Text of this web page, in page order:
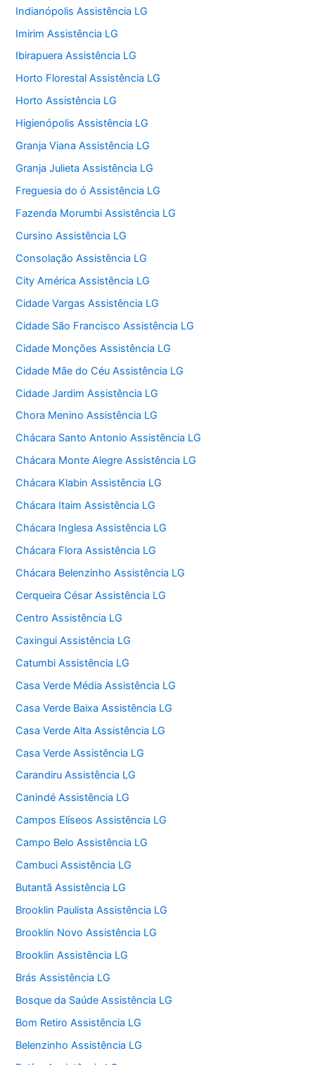
Indianópolis Assistência LG
Imirim Assistência LG
Ibirapuera Assistência LG
Horto Florestal Assistência LG
Horto Assistência LG
Higienópolis Assistência LG
Granja Viana Assistência LG
Granja Julieta Assistência LG
Freguesia do ó Assistência LG
Fazenda Morumbi Assistência LG
Cursino Assistência LG
Consolação Assistência LG
City América Assistência LG
Cidade Vargas Assistência LG
Cidade São Francisco Assistência LG
Cidade Monções Assistência LG
Cidade Mãe do Céu Assistência LG
Cidade Jardim Assistência LG
Chora Menino Assistência LG
Chácara Santo Antonio Assistência LG
Chácara Monte Alegre Assistência LG
Chácara Klabin Assistência LG
Chácara Itaim Assistência LG
Chácara Inglesa Assistência LG
Chácara Flora Assistência LG
Chácara Belenzinho Assistência LG
Cerqueira César Assistência LG
Centro Assistência LG
Caxingui Assistência LG
Catumbi Assistência LG
Casa Verde Média Assistência LG
Casa Verde Baixa Assistência LG
Casa Verde Alta Assistência LG
Casa Verde Assistência LG
Carandiru Assistência LG
Canindé Assistência LG
Campos Elíseos Assistência LG
Campo Belo Assistência LG
Cambuci Assistência LG
Butantã Assistência LG
Brooklin Paulista Assistência LG
Brooklin Novo Assistência LG
Brooklin Assistência LG
Brás Assistência LG
Bosque da Saúde Assistência LG
Bom Retiro Assistência LG
Belenzinho Assistência LG